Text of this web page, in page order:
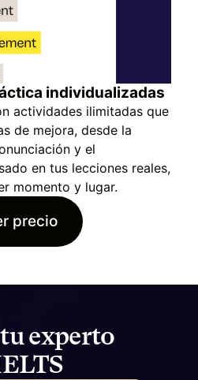
individualizadas
actividades ilimitadas que
de mejora, desde la
y el
en tus lecciones reales,
momento y lugar.
precio
experto